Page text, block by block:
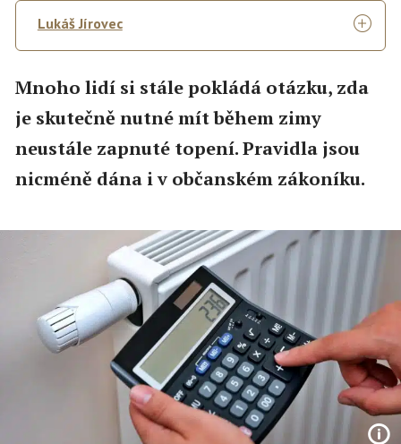
Lukáš Jírovec
Mnoho lidí si stále pokládá otázku, zda
je skutečně nutné mít během zimy
neustále zapnuté topení. Pravidla jsou
nicméně dána i v občanském zákoníku.